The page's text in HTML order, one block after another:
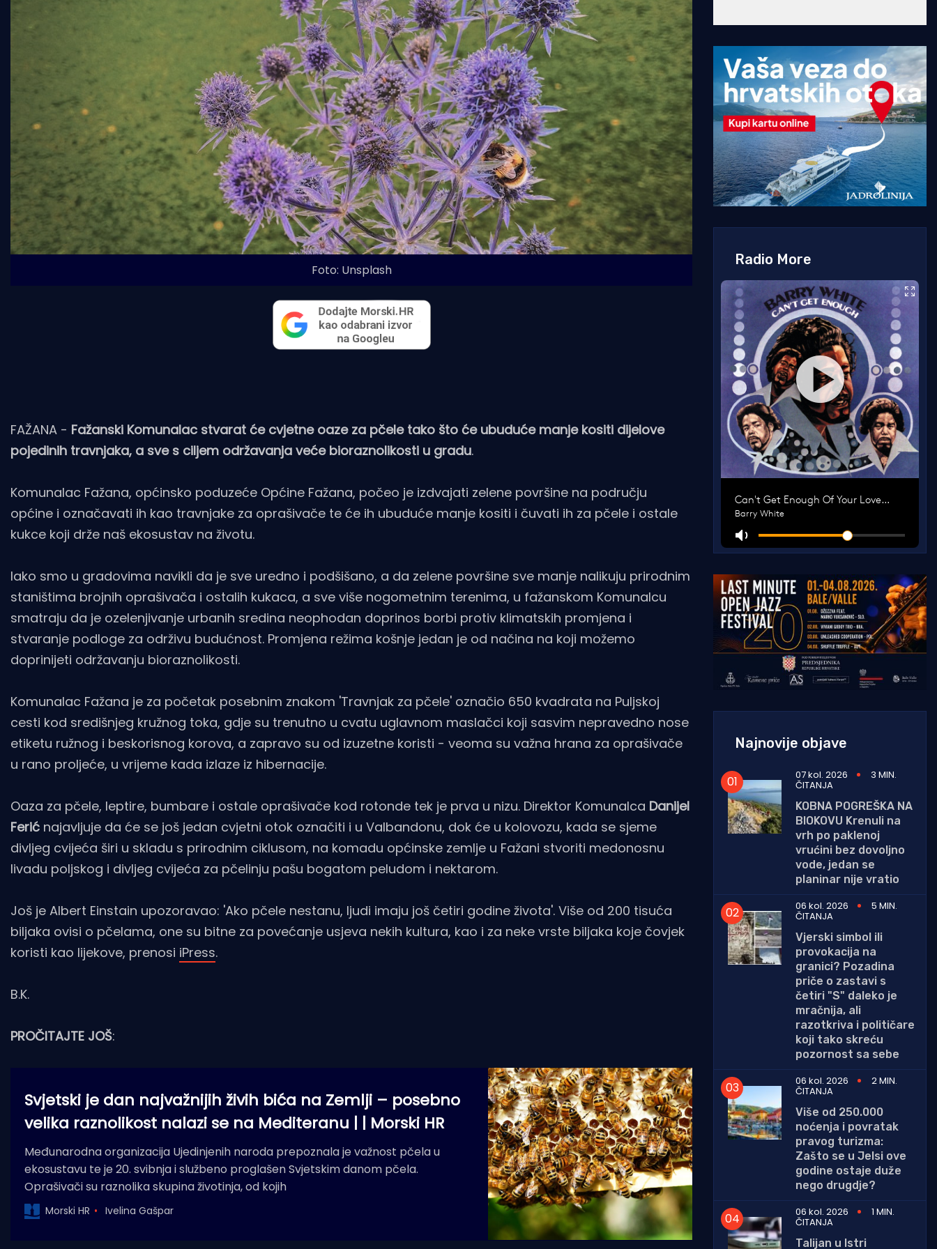
Foto: Unsplash
FAŽANA - Fažanski Komunalac stvarat će cvjetne oaze za pčele tako što će ubuduće manje kositi dijelove
pojedinih travnjaka, a sve s ciljem održavanja veće bioraznolikosti u gradu.
Komunalac Fažana, općinsko poduzeće Općine Fažana, počeo je izdvajati zelene površine na području
općine i označavati ih kao travnjake za oprašivače te će ih ubuduće manje kositi i čuvati ih za pčele i ostale
kukce koji drže naš ekosustav na životu.
Iako smo u gradovima navikli da je sve uredno i podšišano, a da zelene površine sve manje nalikuju prirodnim
staništima brojnih oprašivača i ostalih kukaca, a sve više nogometnim terenima, u fažanskom Komunalcu
smatraju da je ozelenjivanje urbanih sredina neophodan doprinos borbi protiv klimatskih promjena i
stvaranje podloge za održivu budućnost. Promjena režima košnje jedan je od načina na koji možemo
doprinijeti održavanju bioraznolikosti.
Komunalac Fažana je za početak posebnim znakom 'Travnjak za pčele' označio 650 kvadrata na Puljskoj
cesti kod središnjeg kružnog toka, gdje su trenutno u cvatu uglavnom maslačci koji sasvim nepravedno nose
etiketu ružnog i beskorisnog korova, a zapravo su od izuzetne koristi - veoma su važna hrana za oprašivače
u rano proljeće, u vrijeme kada izlaze iz hibernacije.
Oaza za pčele, leptire, bumbare i ostale oprašivače kod rotonde tek je prva u nizu. Direktor Komunalca Danijel
Ferić najavljuje da će se još jedan cvjetni otok označiti i u Valbandonu, dok će u kolovozu, kada se sjeme
divljeg cvijeća širi u skladu s prirodnim ciklusom, na komadu općinske zemlje u Fažani stvoriti medonosnu
livadu poljskog i divljeg cvijeća za pčelinju pašu bogatom peludom i nektarom.
Još je Albert Einstain upozoravao: 'Ako pčele nestanu, ljudi imaju još četiri godine života'. Više od 200 tisuća
biljaka ovisi o pčelama, one su bitne za povećanje usjeva nekih kultura, kao i za neke vrste biljaka koje čovjek
koristi kao lijekove, prenosi iPress.
B.K.
PROČITAJTE JOŠ:
Svjetski je dan najvažnijih živih bića na Zemlji – posebno
velika raznolikost nalazi se na Mediteranu | | Morski HR
Međunarodna organizacija Ujedinjenih naroda prepoznala je važnost pčela u
ekosustavu te je 20. svibnja i službeno proglašen Svjetskim danom pčela.
Oprašivači su raznolika skupina životinja, od kojih
Morski HR Ivelina Gašpar
Radio More
Najnovije objave
07 kol. 2026 3 MIN.
ČITANJA
KOBNA POGREŠKA NA
BIOKOVU Krenuli na
vrh po paklenoj
vrućini bez dovoljno
vode, jedan se
planinar nije vratio
06 kol. 2026
5 MIN.
ČITANJA
Vjerski simbol ili
provokacija na
granici? Pozadina
priče o zastavi s
četiri "S" daleko je
mračnija, ali
razotkriva i političare
koji tako skreću
pozornost sa sebe
06 kol. 2026
2 MIN.
ČITANJA
Više od 250.000
noćenja i povratak
pravog turizma:
Zašto se u Jelsi ove
godine ostaje duže
nego drugdje?
06 kol. 2026
1 MIN.
ČITANJA
Talijan u Istri